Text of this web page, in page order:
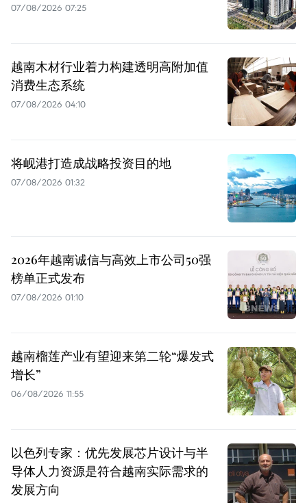
07/08/2026 07:25
越南木材行业着力构建透明高附加值
消费生态系统
07/08/2026 04:10
将岘港打造成战略投资目的地
07/08/2026 01:32
2026年越南诚信与高效上市公司50强
榜单正式发布
07/08/2026 01:10
越南榴莲产业有望迎来第二轮“爆发式
增长”
06/08/2026 11:55
以色列专家：优先发展芯片设计与半
导体人力资源是符合越南实际需求的
发展方向